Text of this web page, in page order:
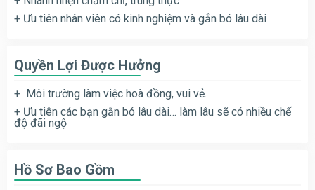
+ Ưu tiên nhân viên có kinh nghiệm và gắn bó lâu dài
Quyền Lợi Được Hưởng
+ Môi trường làm việc hoà đồng, vui vẻ.
+ Ưu tiên các bạn gắn bó lâu dài… làm lâu sẽ có nhiều chế
độ đãi ngộ
Hồ Sơ Bao Gồm